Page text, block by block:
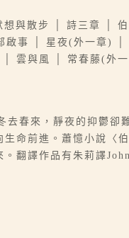
與散步 │ 詩三章 │
啟事 │ 星夜(外一章)
雲與風 │ 常春藤(外
春來，靜夜的抑鬱卻
命前進。蕭憶小說〈
。翻譯作品有朱莉譯